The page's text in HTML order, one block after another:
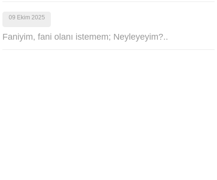
09 Ekim 2025
Faniyim, fani olanı istemem; Neyleyeyim?..